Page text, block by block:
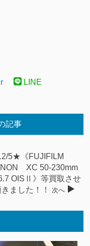
LINE
記事
5★《FUJIFILM
XC 50-230mm
OISⅡ》等買取させ
ました！！
次へ